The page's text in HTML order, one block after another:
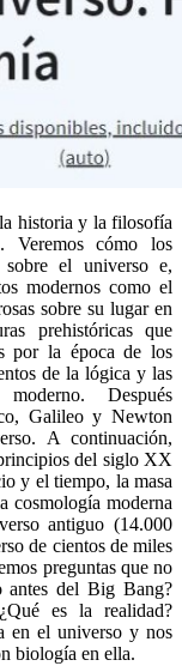
historia y la filosofía
Veremos cómo los
sobre el universo e,
modernos como el
sobre su lugar en
prehistóricas que
por la época de los
de la lógica y las
Después
Galileo y Newton
A continuación,
del siglo XX
y el tiempo, la masa
cosmología moderna
antiguo (14.000
de cientos de miles
preguntas que no
antes del Big Bang?
es la realidad?
en el universo y nos
biología en ella.